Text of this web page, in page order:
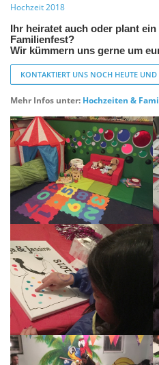
Hochzeit 2018
Ihr heiratet auch oder plant
Familienfest?
Wir kümmern uns gerne um
KONTAKTIERT UNS NOCH HEUTE
Mehr Infos unter: Hochzeiten &